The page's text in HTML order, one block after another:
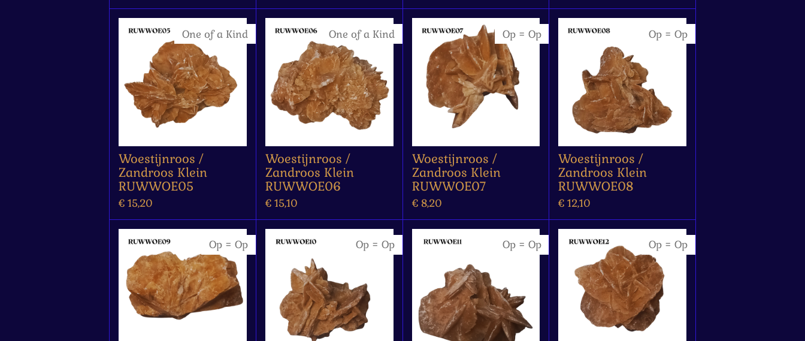
One of a Kind
Woestijnroos /
Zandroos Klein
RUWWOE05
€ 15,20
One of a Kind
Woestijnroos /
Zandroos Klein
RUWWOE06
€ 15,10
Op = Op
Woestijnroos /
Zandroos Klein
RUWWOE07
€ 8,20
Op = Op
Woestijnroos /
Zandroos Klein
RUWWOE08
€ 12,10
Op = Op Op = Op Op = Op Op = Op